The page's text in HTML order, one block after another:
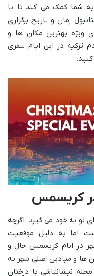
به شما کمک می کند تا با
زمان و تاریخ برگزاری
ویژه بهترین مکان ها و
ترکیه در این ایام سفری
کریسمس
نو به خود می گیرد. اگرچه
اما به دلیل موقعیت
در ایام کریسمس حال و
ها و میادین اصلی شهر به
نیشانتاشی با درختان